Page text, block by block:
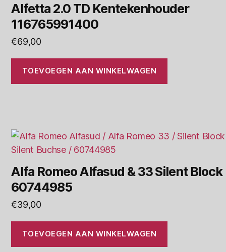
Alfetta 2.0 TD Kentekenhouder
116765991400
€69,00
TOEVOEGEN AAN WINKELWAGEN
Alfa Romeo Alfasud & 33 Silent Block
60744985
€39,00
TOEVOEGEN AAN WINKELWAGEN